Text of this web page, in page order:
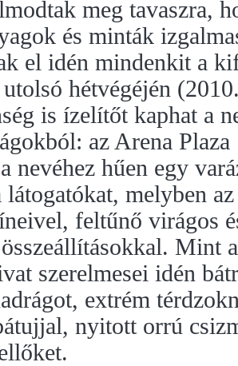
meg tavaszra,
és minták
el idén mindenkit a
hétvégéjén
is ízelítőt kaphat a
az Arena Plaza
nevéhez hűen egy
látogatókat, melyben
feltűnő virágos
Mint
szerelmesei idén
extrém
nyitott orrú